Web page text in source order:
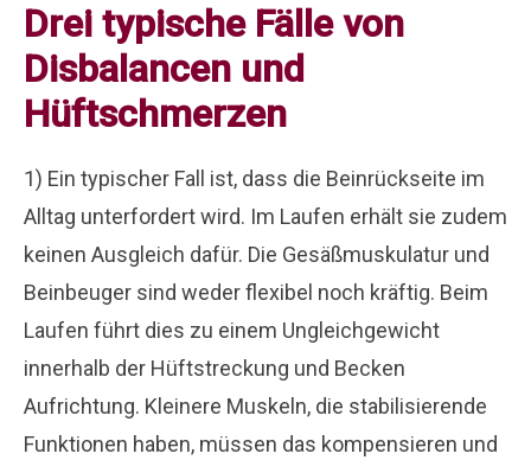
Drei typische Fälle von
Disbalancen und
Hüftschmerzen
1) Ein typischer Fall ist, dass die Beinrückseite im
Alltag unterfordert wird. Im Laufen erhält sie zudem
keinen Ausgleich dafür. Die Gesäßmuskulatur und
Beinbeuger sind weder flexibel noch kräftig. Beim
Laufen führt dies zu einem Ungleichgewicht
innerhalb der Hüftstreckung und Becken
Aufrichtung. Kleinere Muskeln, die stabilisierende
Funktionen haben, müssen das kompensieren und